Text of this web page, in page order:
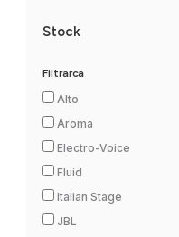
Stock
Filtrarca
Alto
Aroma
Electro-Voice
Fluid
Italian Stage
JBL